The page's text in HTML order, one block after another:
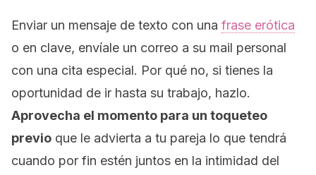
Enviar un mensaje de texto con una frase erótica
o en clave, envíale un correo a su mail personal
con una cita especial. Por qué no, si tienes la
oportunidad de ir hasta su trabajo, hazlo.
Aprovecha el momento para un toqueteo
previo que le advierta a tu pareja lo que tendrá
cuando por fin estén juntos en la intimidad del